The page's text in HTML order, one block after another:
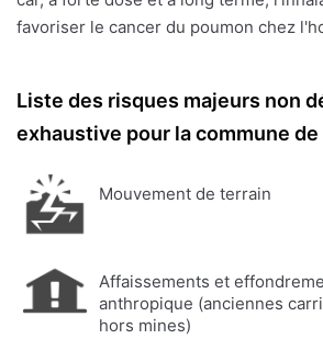
favoriser le cancer du poumon chez
Liste des risques majeurs non
exhaustive pour la commune
Mouvement de terrain
Affaissements et
anthropique (anciennes
hors mines)